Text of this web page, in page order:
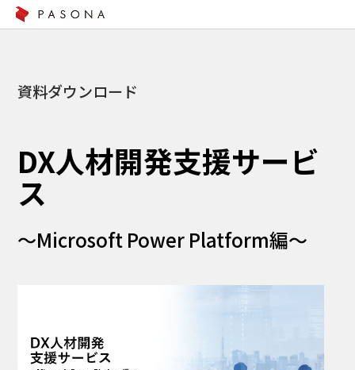
資料ダウンロード
DX人材開発支援サービ
ス
～Microsoft Power Platform編～